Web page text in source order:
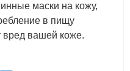
маски на кожу,
в пищу
вред вашей коже.